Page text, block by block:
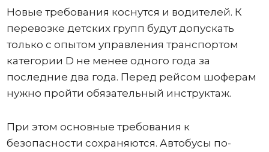
Новые требования коснутся и водителей. К
перевозке детских групп будут допускать
только с опытом управления транспортом
категории D не менее одного года за
последние два года. Перед рейсом шоферам
нужно пройти обязательный инструктаж.
При этом основные требования к
безопасности сохраняются. Автобусы по-